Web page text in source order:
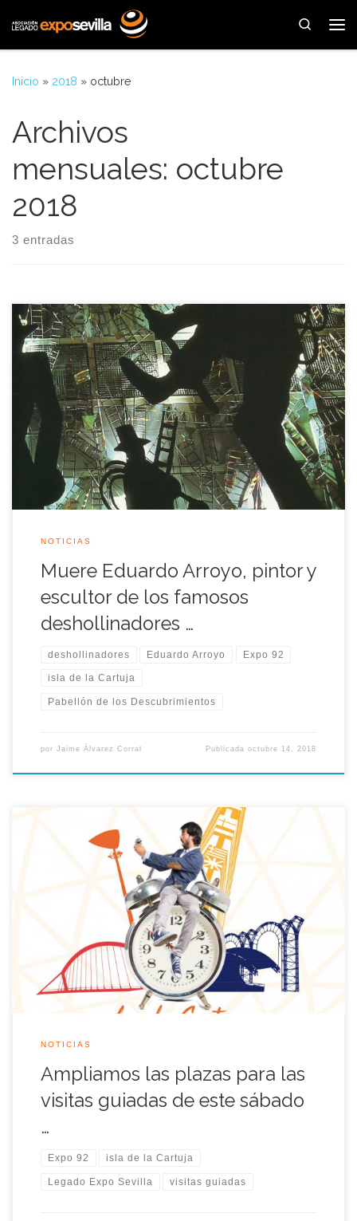
Saltar al contenido
Search
Inicio » 2018 » octubre
Archivos
mensuales: octubre
2018
3 entradas
El pintor y escultor figurativo Eduardo Arroyo, fallecido este
domingo 14 de Octubre en Madrid a los 81 años, fue uno de
los artistas más relevantes del arte español del siglo XX y el
gran exponente de la llamada «figuración narrativa». Arroyo
nació en Madrid el 26 de febrero de […]
NOTICIAS
Muere Eduardo Arroyo, pintor y
escultor de los famosos
deshollinadores …
deshollinadores Eduardo Arroyo Expo 92
isla de la Cartuja
Pabellón de los Descubrimientos
por Jaime Álvarez Corral Publicadaoctubre 14, 2018
Gracias a la buena acogida que han tenido las reservas de
entradas para las próximas visitas guiadas por el legado de la
Muestra Universal que se celebraran el próximo sábado 13 de
octubre, ampliamos con dos grupos más a las 11:15 y 12:00.
Recuerda que son plazas limitadas, los niños […]
NOTICIAS
Ampliamos las plazas para las
visitas guiadas de este sábado
…
Expo 92 isla de la Cartuja
Legado Expo Sevilla visitas guiadas